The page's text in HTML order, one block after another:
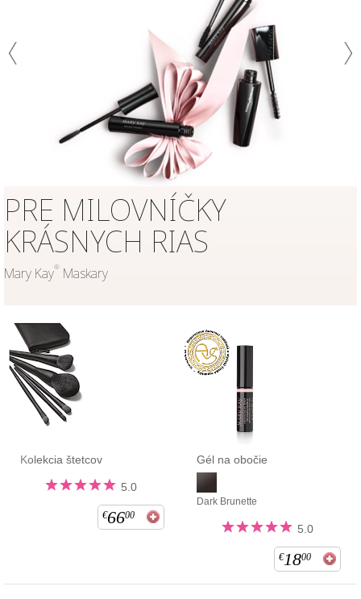
PRE MILOVNÍČKY
KRÁSNYCH RIAS
Mary Kay® Maskary
Kolekcia štetcov
5.0
€6600
Gél na obočie
Dark Brunette
5.0
€1800